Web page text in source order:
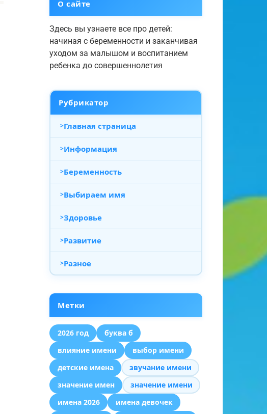
О сайте
Здесь вы узнаете все про детей:
начиная с беременности и заканчивая
уходом за малышом и воспитанием
ребенка до совершеннолетия
Рубрикатор
Главная страница
Информация
Беременность
Выбираем имя
Здоровье
Развитие
Разное
Метки
2026 год
буква б
влияние имени
выбор имени
детские имена
звучание имени
значение имен
значение имени
имена 2026
имена девочек